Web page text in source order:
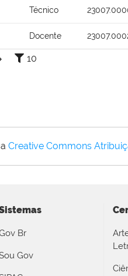
Técnico
Docente
10
Creative Commons
Br
Gov